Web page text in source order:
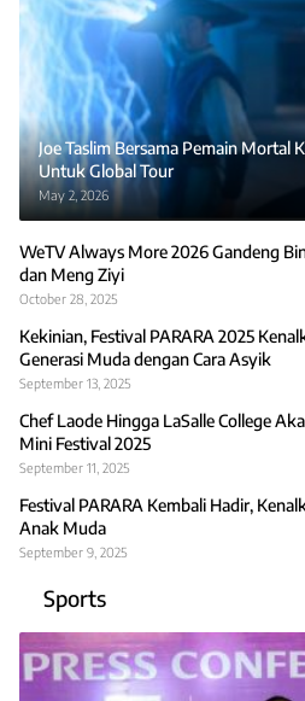
Joe Taslim Bersama Pemain Mortal
Untuk Global Tour
May 2, 2026
WeTV Always More 2026 Gandeng
dan Meng Ziyi
October 28, 2025
Kekinian, Festival PARARA 2025
Generasi Muda dengan Cara Asyik
September 13, 2025
Chef Laode Hingga LaSalle College
Mini Festival 2025
September 11, 2025
Festival PARARA Kembali Hadir,
Anak Muda
September 9, 2025
Sports